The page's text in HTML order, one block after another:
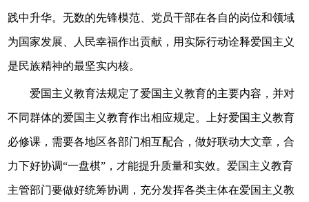
践中升华。无数的先锋模范、党员干部在各自的岗位和领域
为国家发展、人民幸福作出贡献，用实际行动诠释爱国主义
是民族精神的最坚实内核。
爱国主义教育法规定了爱国主义教育的主要内容，并对
不同群体的爱国主义教育作出相应规定。上好爱国主义教育
必修课，需要各地区各部门相互配合，做好联动大文章，合
力下好协调“一盘棋”，才能提升质量和实效。爱国主义教育
主管部门要做好统筹协调，充分发挥各类主体在爱国主义教